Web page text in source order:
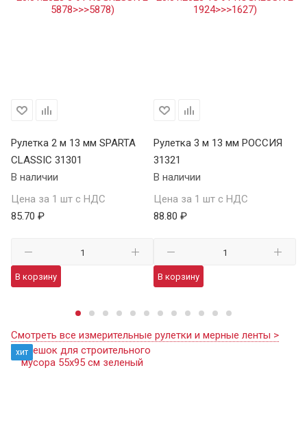
Рулетка 2 м 13 мм SPARTA
CLASSIC 31301
В наличии
Цена за 1 шт с НДС
85.70 ₽
В корзину
Рулетка 3 м 13 мм РОССИЯ
31321
В наличии
Цена за 1 шт с НДС
88.80 ₽
В корзину
Смотреть все измерительные рулетки и мерные ленты >
хит